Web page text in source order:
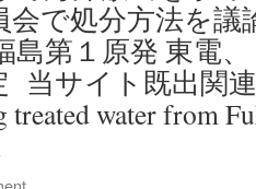
会で処分方法を議
島第１原発 東電
当サイト既出関
treated water from